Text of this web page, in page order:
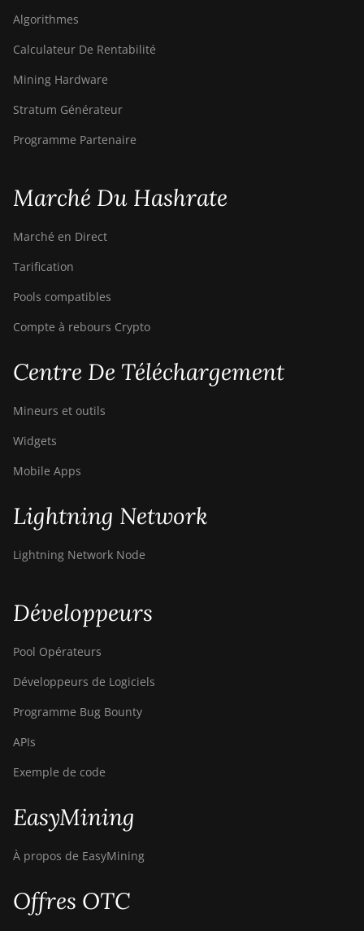
Algorithmes
Calculateur De Rentabilité
Mining Hardware
Stratum Générateur
Programme Partenaire
Marché Du Hashrate
Marché en Direct
Tarification
Pools compatibles
Compte à rebours Crypto
Centre De Téléchargement
Mineurs et outils
Widgets
Mobile Apps
Lightning Network
Lightning Network Node
Développeurs
Pool Opérateurs
Développeurs de Logiciels
Programme Bug Bounty
APIs
Exemple de code
EasyMining
À propos de EasyMining
Offres OTC